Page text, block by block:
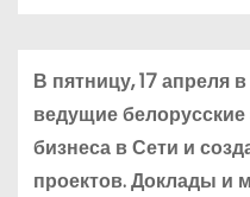
В пятницу, 17 апреля
ведущие
бизнеса в Сети и
проектов. Доклады и